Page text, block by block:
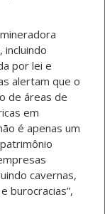
por lei e
alertam que o
de áreas de
em
é apenas um
cavernas,
burocracias”,